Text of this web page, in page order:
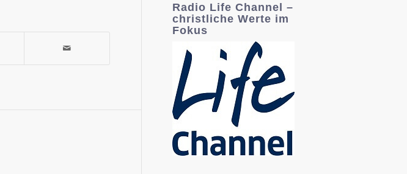
Radio Life Channel –
christliche Werte im
Fokus